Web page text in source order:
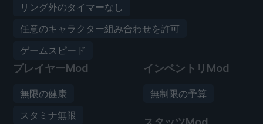
リング外のタイマーなし
任意のキャラクター組み合わせを許可
ゲームスピード
プレイヤーMod
無限の健康
スタミナ無限
インベントリMod
無制限の予算